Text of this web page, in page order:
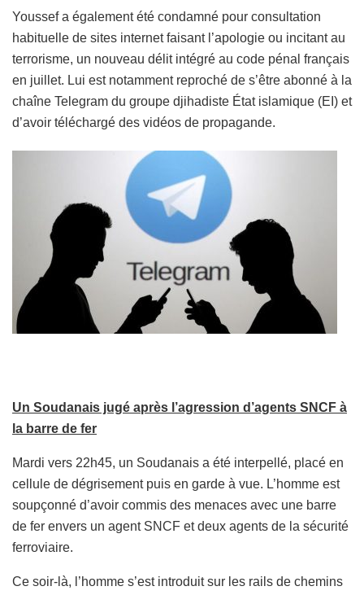
Youssef a également été condamné pour consultation
habituelle de sites internet faisant l’apologie ou incitant au
terrorisme, un nouveau délit intégré au code pénal français
en juillet. Lui est notamment reproché de s’être abonné à la
chaîne Telegram du groupe djihadiste État islamique (EI) et
d’avoir téléchargé des vidéos de propagande.
Un Soudanais jugé après l’agression d’agents SNCF à
la barre de fer
Mardi vers 22h45, un Soudanais a été interpellé, placé en
cellule de dégrisement puis en garde à vue. L’homme est
soupçonné d’avoir commis des menaces avec une barre
de fer envers un agent SNCF et deux agents de la sécurité
ferroviaire.
Ce soir-là, l’homme s’est introduit sur les rails de chemins